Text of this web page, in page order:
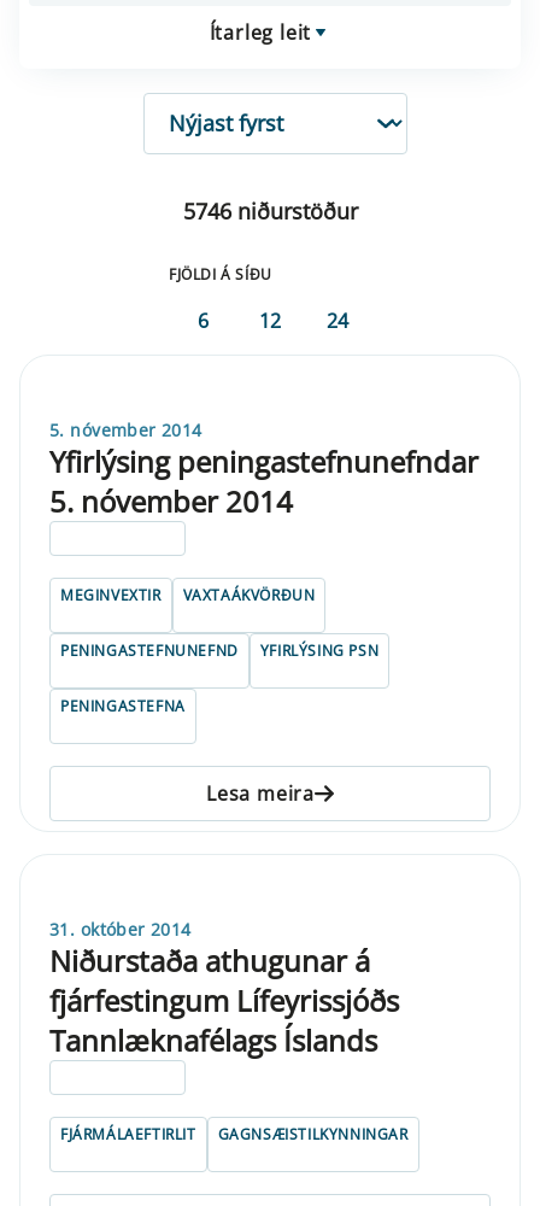
Ítarleg leit
RÖÐUN
5746 niðurstöður
FJÖLDI Á SÍÐU
6 12 24
5. nóvember 2014
Yfirlýsing peningastefnunefndar
5. nóvember 2014
MEGINVEXTIR VAXTAÁKVÖRÐUN
PENINGASTEFNUNEFND YFIRLÝSING PSN
PENINGASTEFNA
Lesa meira
31. október 2014
Niðurstaða athugunar á
fjárfestingum Lífeyrissjóðs
Tannlæknafélags Íslands
FJÁRMÁLAEFTIRLIT GAGNSÆISTILKYNNINGAR